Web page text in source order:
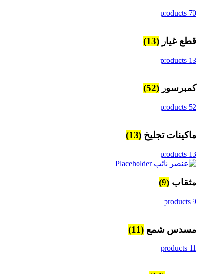
70 products
قطع غيار (13)
13 products
كمبرسور (52)
52 products
ماكينات تجليخ (13)
13 products
مثقاب (9)
9 products
مسدس شمع (11)
11 products